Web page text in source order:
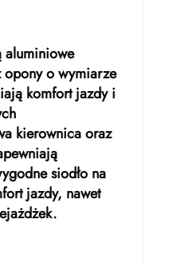
aluminiowe
opony o wymiarze
komfort jazdy i
kierownica oraz
siodło na
jazdy, nawet